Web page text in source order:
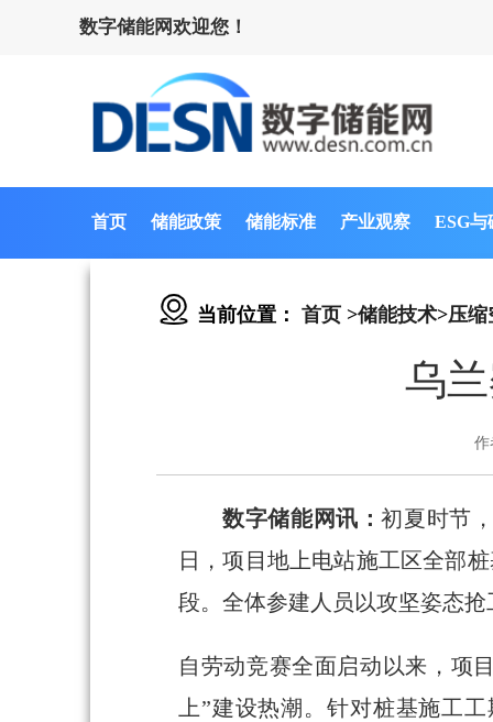
数字储能网欢迎您！
首页 储能政策 储能标准 产业观察 ESG与
当前位置： 首页 >储能技术>压缩
乌
作
数字储能网讯：初夏时节
日，项目地上电站施工区全部
段。全体参建人员以攻坚姿态
自劳动竞赛全面启动以来，项
上”建设热潮。针对桩基施工